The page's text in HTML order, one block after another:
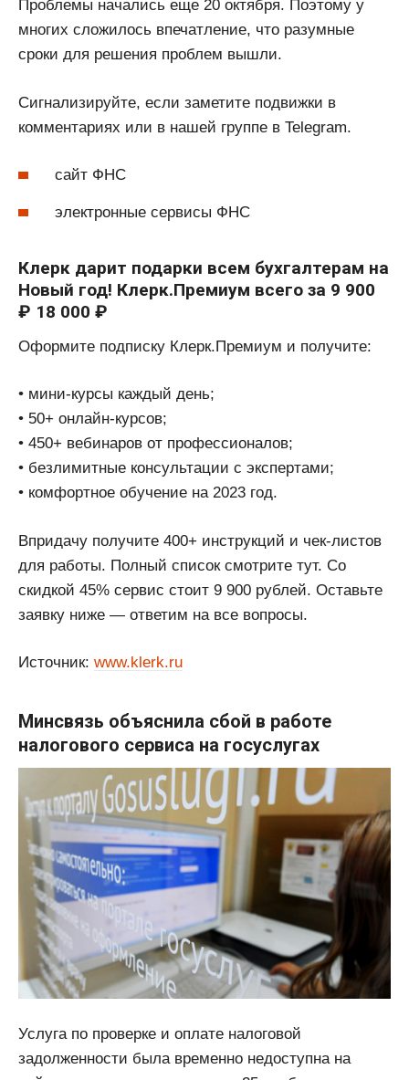
Проблемы начались еще 20 октября. Поэтому у
многих сложилось впечатление, что разумные
сроки для решения проблем вышли.
Сигнализируйте, если заметите подвижки в
комментариях или в нашей группе в Telegram.
сайт ФНС
электронные сервисы ФНС
Клерк дарит подарки всем бухгалтерам на
Новый год! Клерк.Премиум всего за 9 900
₽ 18 000 ₽
Оформите подписку Клерк.Премиум и получите:
• мини-курсы каждый день;
• 50+ онлайн-курсов;
• 450+ вебинаров от профессионалов;
• безлимитные консультации с экспертами;
• комфортное обучение на 2023 год.
Впридачу получите 400+ инструкций и чек-листов
для работы. Полный список смотрите тут. Со
скидкой 45% сервис стоит 9 900 рублей. Оставьте
заявку ниже — ответим на все вопросы.
Источник: www.klerk.ru
Минсвязь объяснила сбой в работе
налогового сервиса на госуслугах
Услуга по проверке и оплате налоговой
задолженности была временно недоступна на